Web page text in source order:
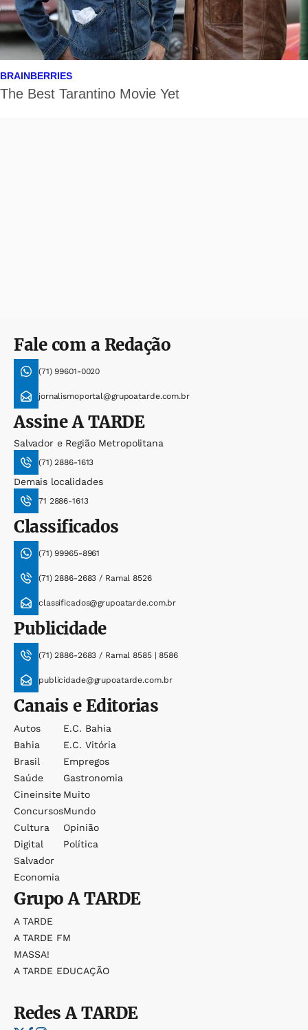
Fale com a Redação
(71) 99601-0020
jornalismoportal@grupoatarde.com.br
AssineA TARDE
Salvador e Região Metropolitana
(71) 2886-1613
Demais localidades
71 2886-1613
Classificados
(71) 99965-8961
(71) 2886-2683 / Ramal 8526
classificados@grupoatarde.com.br
Publicidade
(71) 2886-2683 / Ramal 8585 | 8586
publicidade@grupoatarde.com.br
Canais e Editorias
Autos
Bahia
Brasil
Saúde
Cineinsite
Concursos
Cultura
Digital
Salvador
Economia
E.c. Bahia
E.c. Vitória
Empregos
Gastronomia
Muito
Mundo
Opinião
Política
GrupoA TARDE
A TARDE
A TARDE FM
MASSA!
A TARDE EDUCAÇÃO
RedesA TARDE